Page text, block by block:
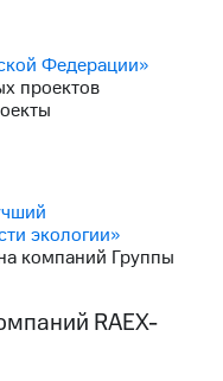
Федерации»
проектов
экологии»
компаний Группы
RAEX-